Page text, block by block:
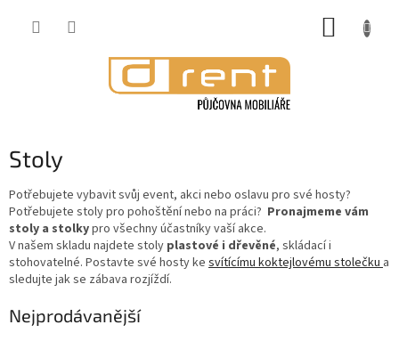
Stoly
Potřebujete vybavit svůj event, akci nebo oslavu pro své hosty?
Potřebujete stoly pro pohoštění nebo na práci? Pronajmeme vám
stoly a stolkypro všechny účastníky vaší akce.
V našem skladu najdete stoly plastové i dřevěné, skládací i
stohovatelné. Postavte své hosty ke svítícímu koktejlovému stolečku a
sledujte jak se zábava rozjíždí.
Nejprodávanější